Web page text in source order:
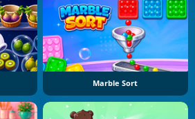
Marble Sort